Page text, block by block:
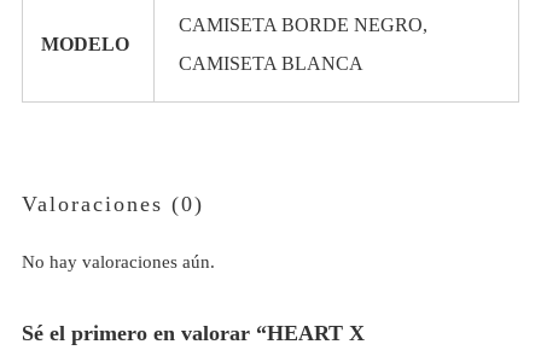
MODELO
CAMISETA BORDE NEGRO,
CAMISETA BLANCA
Valoraciones (0)
No hay valoraciones aún.
Sé el primero en valorar “HEART X